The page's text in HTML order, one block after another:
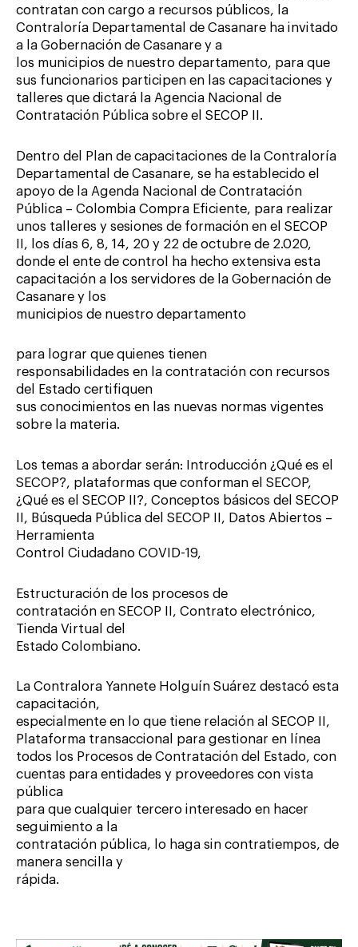
contratan con cargo a recursos públicos, la
Contraloría Departamental de Casanare ha invitado
a la Gobernación de Casanare y a
los municipios de nuestro departamento, para que
sus funcionarios participen en las capacitaciones y
talleres que dictará la Agencia Nacional de
Contratación Pública sobre el SECOP II.
Dentro del Plan de capacitaciones de la Contraloría
Departamental de Casanare, se ha establecido el
apoyo de la Agenda Nacional de Contratación
Pública – Colombia Compra Eficiente, para realizar
unos talleres y sesiones de formación en el SECOP
II, los días 6, 8, 14, 20 y 22 de octubre de 2.020,
donde el ente de control ha hecho extensiva esta
capacitación a los servidores de la Gobernación de
Casanare y los
municipios de nuestro departamento
para lograr que quienes tienen
responsabilidades en la contratación con recursos
del Estado certifiquen
sus conocimientos en las nuevas normas vigentes
sobre la materia.
Los temas a abordar serán: Introducción ¿Qué es el
SECOP?, plataformas que conforman el SECOP,
¿Qué es el SECOP II?, Conceptos básicos del SECOP
II, Búsqueda Pública del SECOP II, Datos Abiertos –
Herramienta
Control Ciudadano COVID-19,
Estructuración de los procesos de
contratación en SECOP II, Contrato electrónico,
Tienda Virtual del
Estado Colombiano.
La Contralora Yannete Holguín Suárez destacó esta
capacitación,
especialmente en lo que tiene relación al SECOP II,
Plataforma transaccional para gestionar en línea
todos los Procesos de Contratación del Estado, con
cuentas para entidades y proveedores con vista
pública
para que cualquier tercero interesado en hacer
seguimiento a la
contratación pública, lo haga sin contratiempos, de
manera sencilla y
rápida.